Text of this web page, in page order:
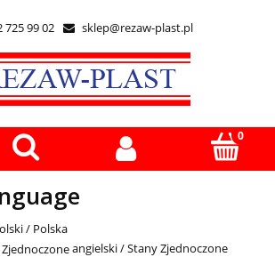
725 99 02  sklep@rezaw-plast.pl
/ Polska
angielski / Stany Zjednoczone